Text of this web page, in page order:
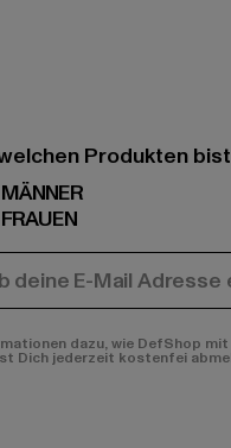
Produkten
MÄNNER
FRAUEN
dazu, wie DefShop
Dich jederzeit kostenfei